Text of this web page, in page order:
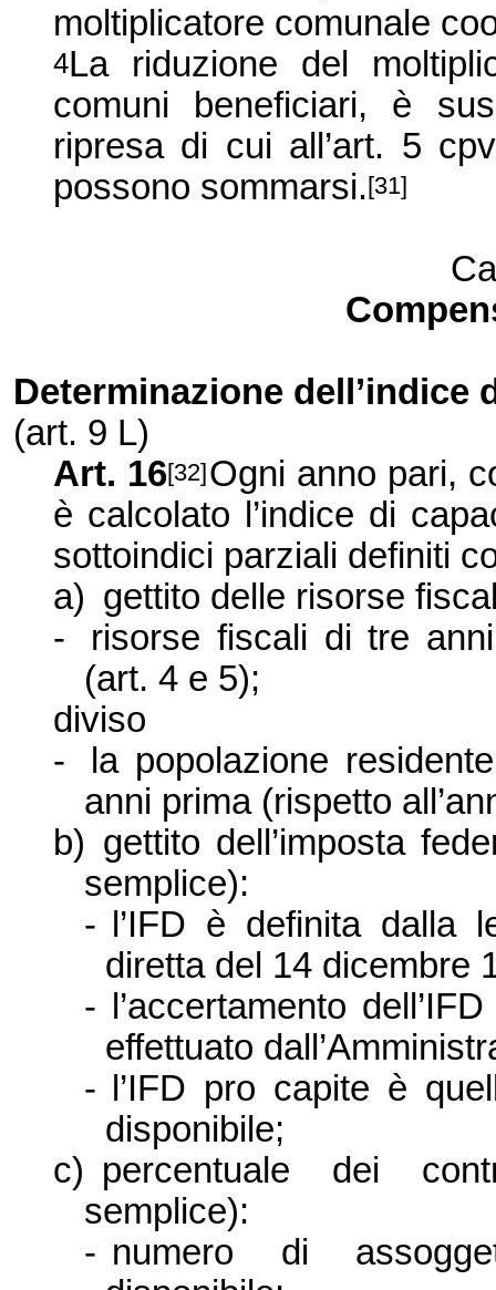
moltiplicatore comunale
4La riduzione del
comuni beneficiari, è
ripresa di cui all’art. 5
possono sommarsi.[31]
Determinazione dell’indice
(art. 9 L)
Art. 16[32]Ogni anno pari,
è calcolato l’indice di
sottoindici parziali definiti
a) gettito delle risorse
-
risorse fiscali di tre
(art. 4 e 5);
diviso
-
la popolazione
anni prima (rispetto
b) gettito dell’imposta
semplice):
-
l’IFD è definita dalla
diretta del 14 dicembre
-
l’accertamento
effettuato
-
l’IFD pro capite è
disponibile;
c) percentuale dei
semplice):
- numero di